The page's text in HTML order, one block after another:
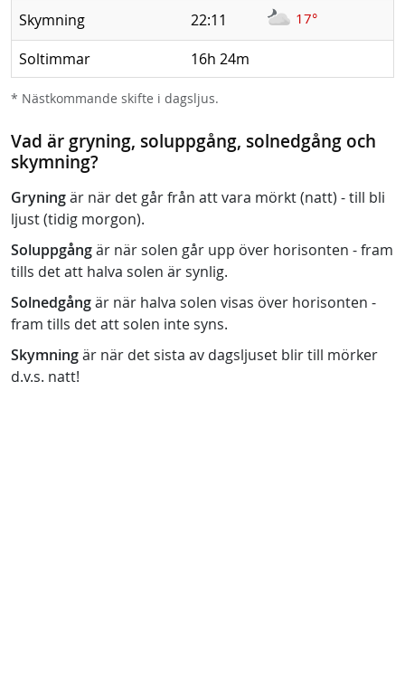
Skymning 22:11 17°
Soltimmar 16h 24m
* Nästkommande skifte i dagsljus.
Vad är gryning, soluppgång, solnedgång och
skymning?
Gryningär när det går från att vara mörkt (natt) - till bli
ljust (tidig morgon).
Soluppgångär när solen går upp över horisonten - fram
tills det att halva solen är synlig.
Solnedgångär när halva solen visas över horisonten -
fram tills det att solen inte syns.
Skymningär när det sista av dagsljuset blir till mörker
d.v.s. natt!